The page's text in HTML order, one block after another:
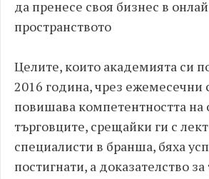
да пренесе своя бизнес в
пространството
Целите, които академията си
2016 година, чрез ежемесечни
повишава компетентността на
търговците, срещайки ги с
специалисти в бранша, бяха
постигнати, а доказателство за